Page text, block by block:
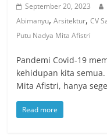
September 20, 2023
Abimanyu,Arsitektur,CV
Putu Nadya Mita Afistri
Pandemi Covid-19
kehidupan kita
Mita Afistri, hanya
Read more